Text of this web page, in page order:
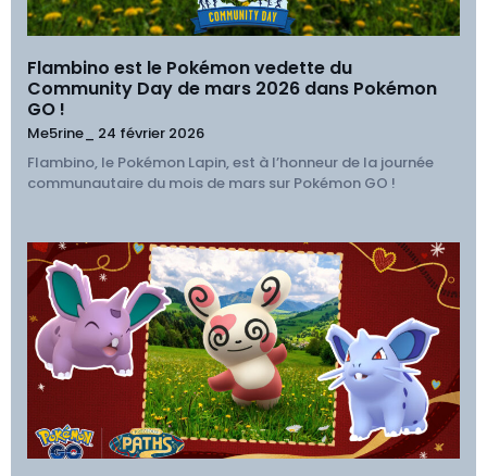
Flambino est le Pokémon vedette du
Community Day de mars 2026 dans Pokémon
GO !
Me5rine_ 24 février 2026
Flambino, le Pokémon Lapin, est à l’honneur de la journée
communautaire du mois de mars sur Pokémon GO !